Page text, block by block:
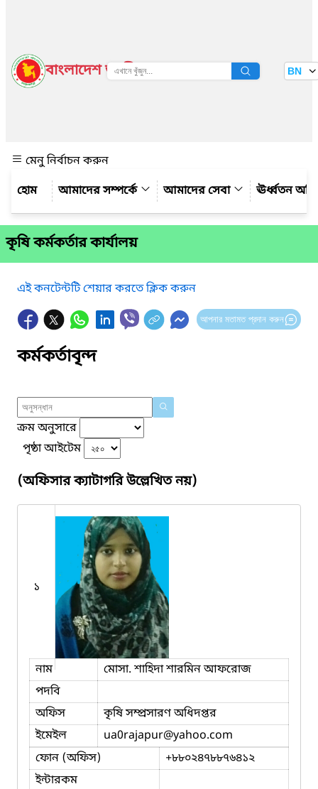
বাংলাদেশ জাতীয় তথ্য বাতায়ন BN
মেনু নির্বাচন করুন
আমাদের সম্পর্কে
আমাদের সেবা ঊর্ধ্বতন
কৃষি কর্মকর্তার কার্যালয়
এই কনটেন্টটি শেয়ার করতে ক্লিক করুন
আপনার মতামত প্রদান করুন
কর্মকর্তাবৃন্দ
ক্রম অনুসারে
পৃষ্ঠা আইটেম
(অফিসার ক্যাটাগরি উল্লেখিত নয়)
১
নাম
মোসা. শাহিদা শারমিন আফরোজ
পদবি
অফিস
কৃষি সম্প্রসারণ অধিদপ্তর
ইমেইল
ua0rajapur@yahoo.com
ফোন (অফিস)
+৮৮০২৪৭৮৮৭৬৪১২
ইন্টারকম